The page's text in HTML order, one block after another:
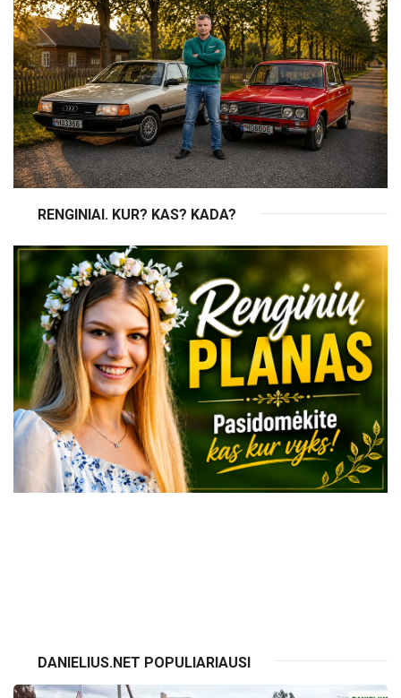
RENGINIAI. KUR? KAS? KADA?
DANIELIUS.NET POPULIARIAUSI